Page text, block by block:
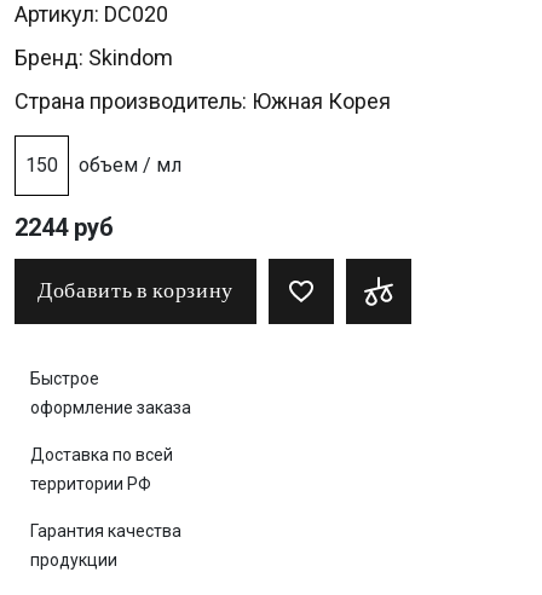
Артикул: DC020
Бренд: Skindom
Страна производитель: Южная Корея
150 объем / мл
2244 руб
Добавить в корзину
Быстрое
оформление заказа
Доставка по всей
территории РФ
Гарантия качества
продукции